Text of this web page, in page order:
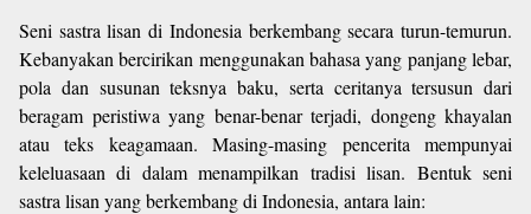
Seni sastra lisan di Indonesia berkembang secara turun-temurun.
Kebanyakan bercirikan menggunakan bahasa yang panjang lebar,
pola dan susunan teksnya baku, serta ceritanya tersusun dari
beragam peristiwa yang benar-benar terjadi, dongeng khayalan
atau teks keagamaan. Masing-masing pencerita mempunyai
keleluasaan di dalam menampilkan tradisi lisan. Bentuk seni
sastra lisan yang berkembang di Indonesia, antara lain: